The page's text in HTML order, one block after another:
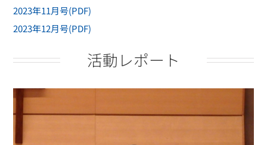
2023年11月号(PDF)
2023年12月号(PDF)
活動レポート